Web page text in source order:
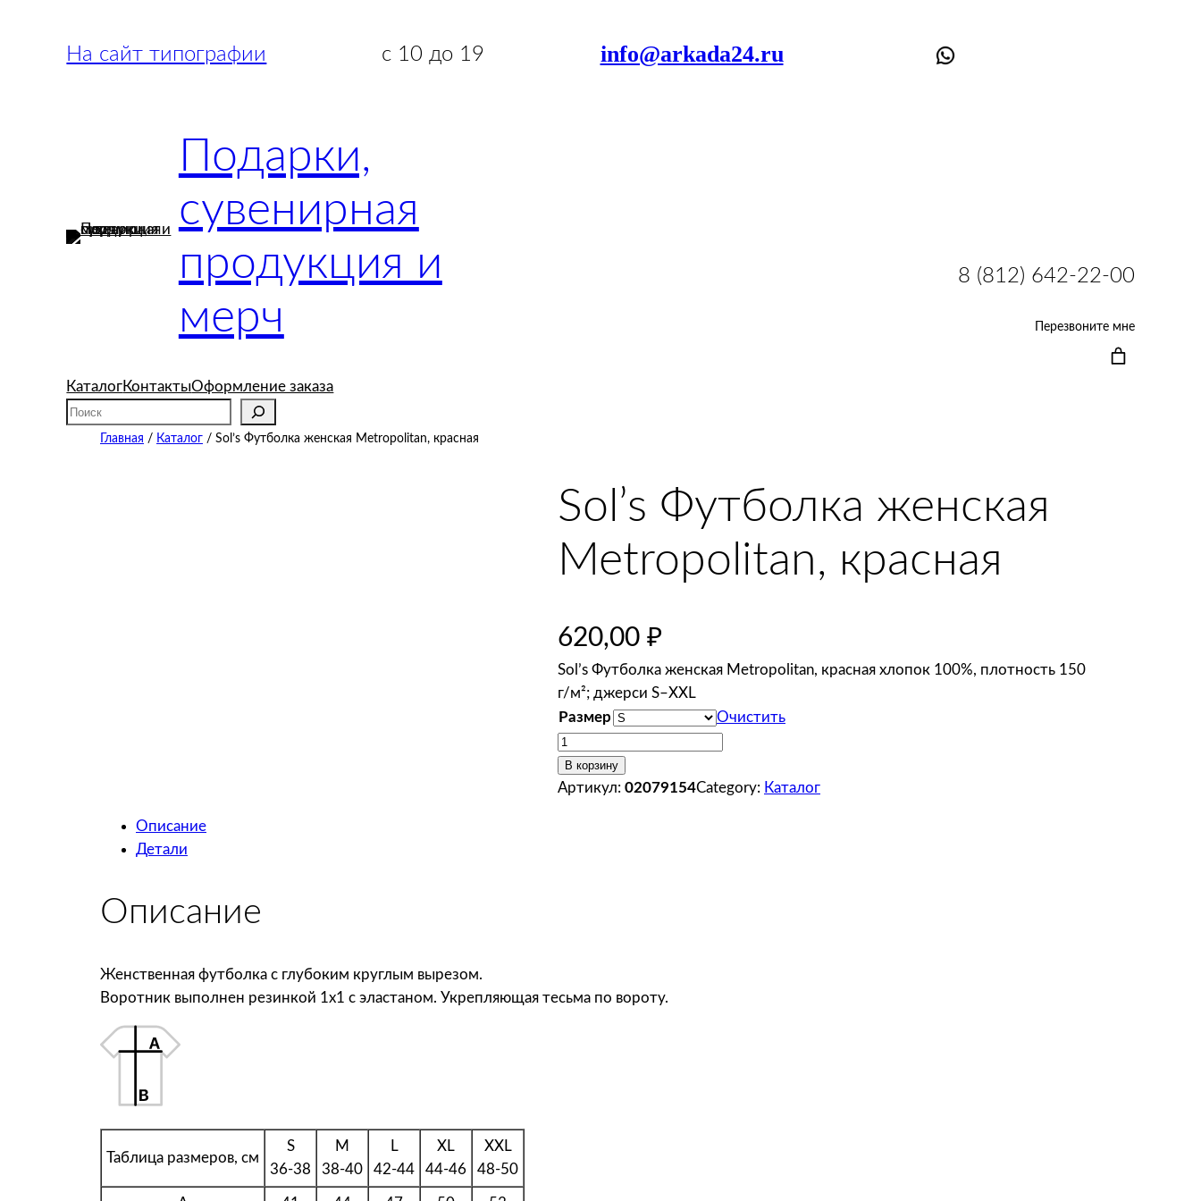
содержимомуНа сайт типографии с 10 до 19 info@arkada24.ru
Подарки,
сувенирная
продукция и
мерч
8 (812) 642-22-00
Перезвоните мне
КаталогКонтактыОформление заказа
Поиск
Главная / Каталог / Sol’s Футболка женская Metropolitan, красная
Sol’s Футболка женская
Metropolitan, красная
620,00 ₽
Sol’s Футболка женская Metropolitan, красная хлопок 100%, плотность 150
г/м²; джерси S–XXL
Размер
Очистить
К
о
л
о
В корзину
Артикул: 02079154Category: Каталог
Описание
Детали
Описание
Женственная футболка с глубоким круглым вырезом.
Воротник выполнен резинкой 1х1 с эластаном. Укрепляющая тесьма по вороту.
Таблица размеров, см
S
36-38
M
38-40
L
42-44
XL
44-46
XXL
48-50